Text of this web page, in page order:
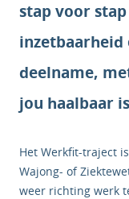
stap voor
inzetbaarheid
deelname,
jou haalbaar
Het Werkfit-traject
Wajong- of
weer richting werk